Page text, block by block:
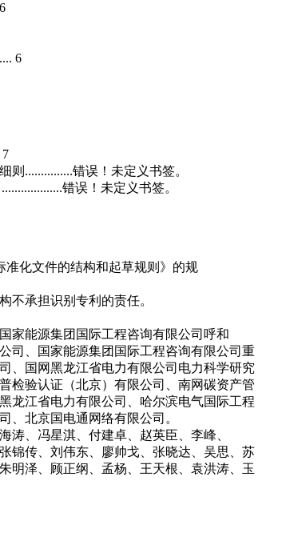
6
7
...............错误！未定义书签。
错误！未定义书签。
化文件的结构和起草规则》的规
不承担识别专利的责任。
家能源集团国际工程咨询有限公司呼和
司、国家能源集团国际工程咨询有限公司重
、国网黑龙江省电力有限公司电力科学研究
检验认证（北京）有限公司、南网碳资产管
龙江省电力有限公司、哈尔滨电气国际工程
、北京国电通网络有限公司。
涛、冯星淇、付建卓、赵英臣、李峰、
锦传、刘伟东、廖帅戈、张晓达、吴思、苏
明泽、顾正纲、孟杨、王天根、袁洪涛、玉